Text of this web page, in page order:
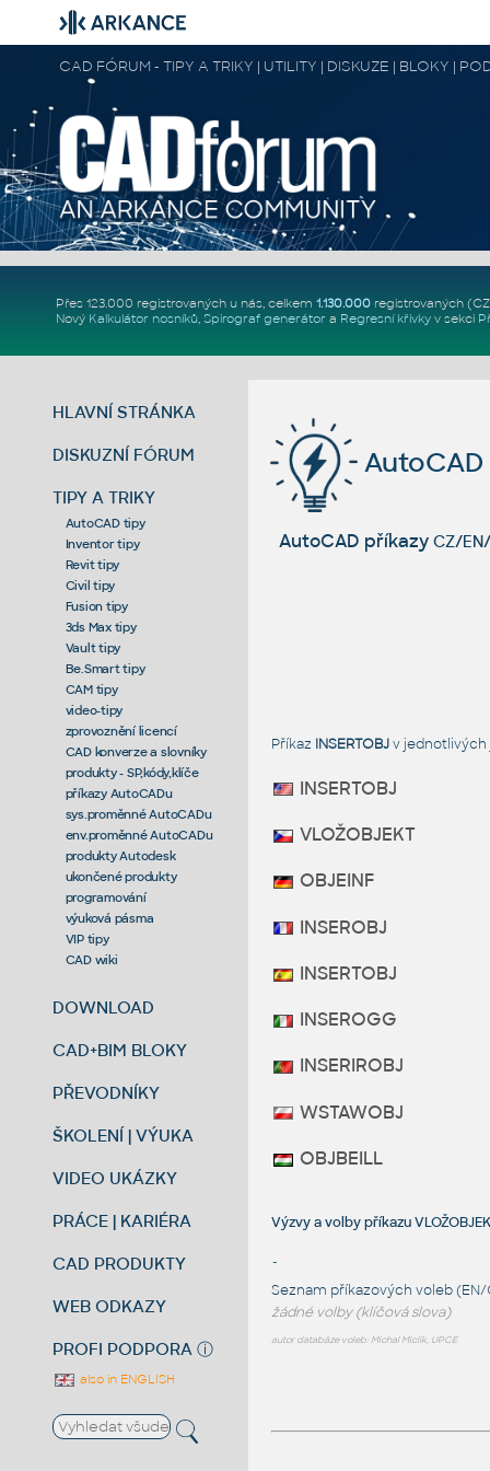
CAD FÓRUM - TIPY A TRIKY | UTILITY | DISKUZE | BLOKY |
Přes 123.000 registrovaných u nás, celkem 1.130.000registrovaných
Nový Kalkulátor nosníků, Spirograf generátor a Regresní křivkyv sekci
HLAVNÍ STRÁNKA
DISKUZNÍ FÓRUM
TIPY A TRIKY
AutoCAD tipy
Inventor tipy
Revit tipy
Civil tipy
Fusion tipy
3ds Max tipy
Vault tipy
Be.Smart tipy
CAM tipy
video-tipy
zprovoznění licencí
CAD konverze a slovníky
produkty - SP,kódy,klíče
příkazy AutoCADu
sys.proměnné AutoCADu
env.proměnné AutoCADu
produkty Autodesk
ukončené produkty
programování
výuková pásma
VIP tipy
CAD wiki
DOWNLOAD
CAD+BIM BLOKY
PŘEVODNÍKY
ŠKOLENÍ | VÝUKA
VIDEO UKÁZKY
PRÁCE | KARIÉRA
CAD PRODUKTY
WEB ODKAZY
PROFI PODPORA ⓘ
also in ENGLISH
AutoCAD
AutoCAD příkazy CZ/
Příkaz INSERTOBJv jednotlivých
INSERTOBJ
VLOŽOBJEKT
OBJEINF
INSEROBJ
INSERTOBJ
INSEROGG
INSERIROBJ
WSTAWOBJ
OBJBEILL
Výzvy a volby příkazu
-
Seznam příkazových voleb (EN/
žádné volby (klíčová slova)
autor databáze voleb: Michal Miclík, UPCE